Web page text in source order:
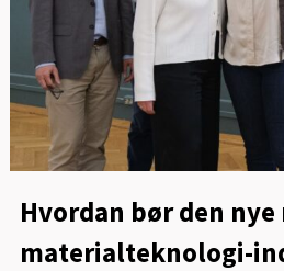
Hvordan bør den nye
materialteknologi-